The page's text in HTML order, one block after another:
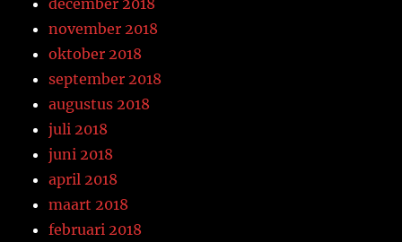
november 2018
oktober 2018
september 2018
augustus 2018
juli 2018
juni 2018
april 2018
maart 2018
februari 2018